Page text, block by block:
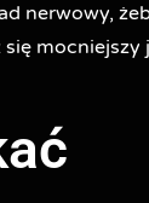
nerwowy,